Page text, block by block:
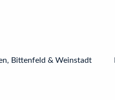
Bittenfeld & Weinstadt